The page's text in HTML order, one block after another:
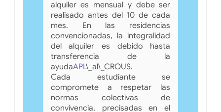
alquiler es mensual y debe ser
realisado antes del 10 de cada
mes. En las residencias
convencionadas, la integralidad
del alquiler es debido hasta
transferencia de la
ayudaAPL\_al\_CROUS.
Cada estudiante se
compromete a respetar las
normas colectivas de
convivencia, precisadas en el